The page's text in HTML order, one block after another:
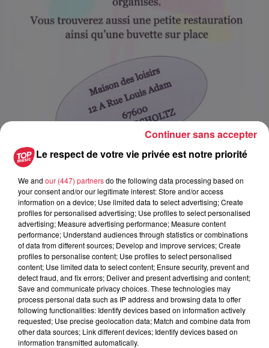
Ajouter à votre calendrier
Date
du
15 septembre 2018 à 0h00
au16 septembre 2018 à 0h00
Lieu MUTTERSHOLTZ (67)
Le respect de votre vie privée est notre priorité
We and our (447) partnersdo the following data processing based on
your consent and/or our legitimate interest: Store and/or access
information on a device; Use limited data to select advertising; Create
profiles for personalised advertising; Use profiles to select personalised
advertising; Measure advertising performance; Measure content
performance; Understand audiences through statistics or combinations
of data from different sources; Develop and improve services; Create
profiles to personalise content; Use profiles to select personalised
content; Use limited data to select content; Ensure security, prevent and
detect fraud, and fix errors; Deliver and present advertising and content;
Save and communicate privacy choices. These technologies may
process personal data such as IP address and browsing data to offer
following functionalities: Identify devices based on information actively
requested; Use precise geolocation data; Match and combine data from
other data sources; Link different devices; Identify devices based on
information transmitted automatically.
Continuer sans accepter